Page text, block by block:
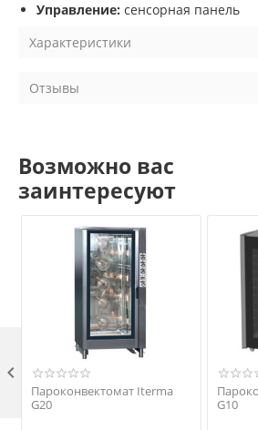
Управление: сенсорная панель
Характеристики
Отзывы
Возможно вас
заинтересуют
Пароконвектомат Iterma
G20
G10
